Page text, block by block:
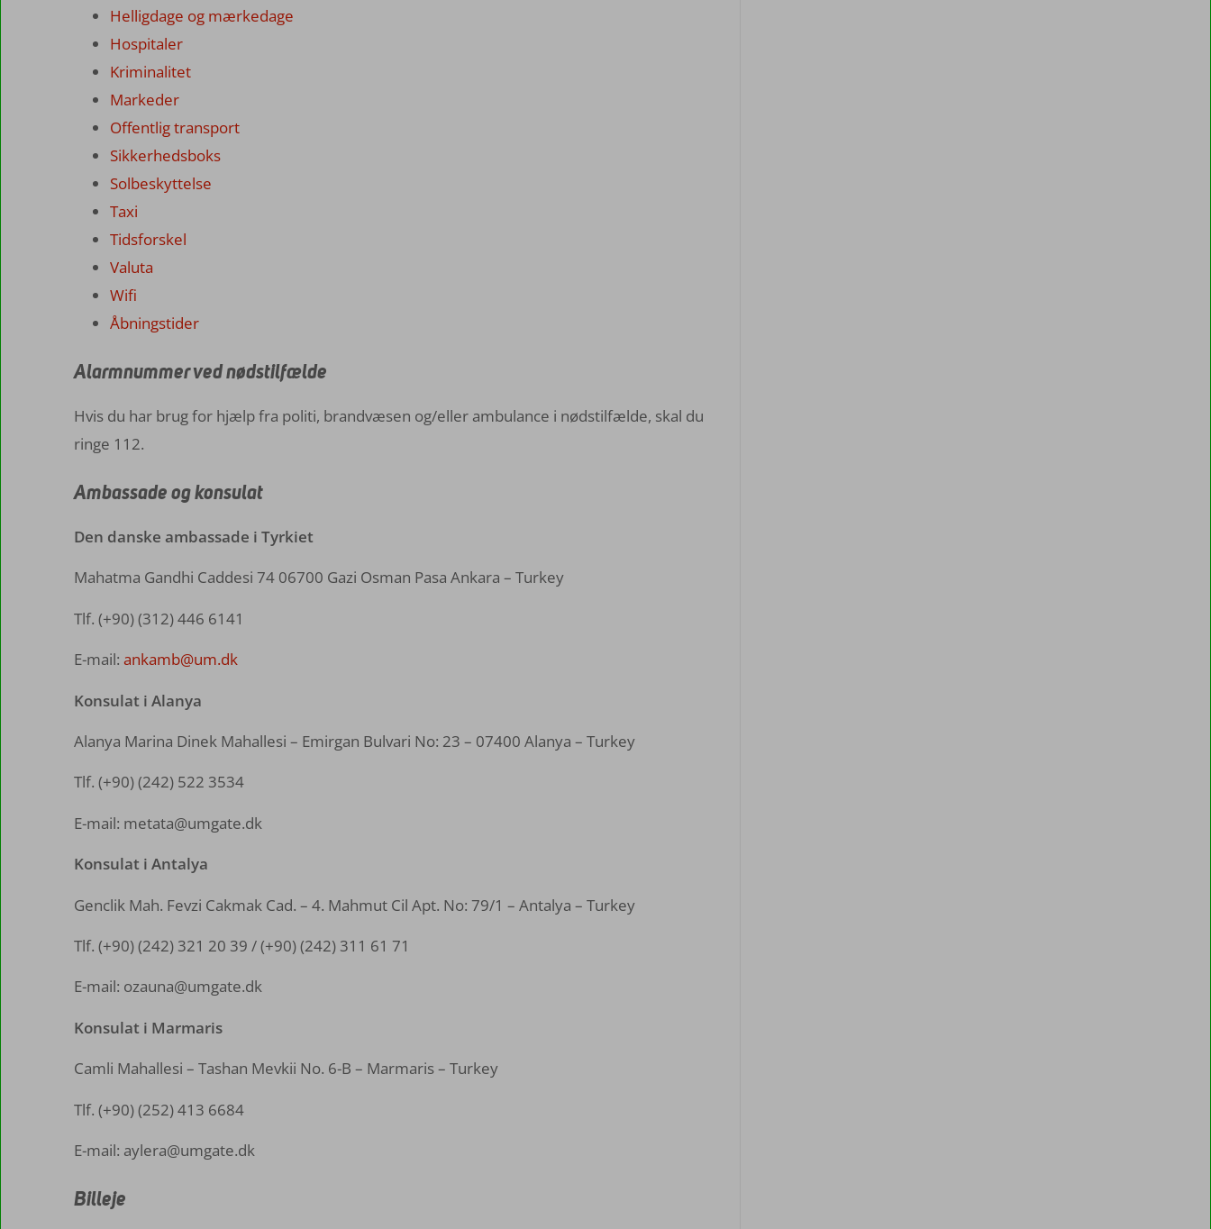
Helligdage og mærkedage
Hospitaler
Kriminalitet
Markeder
Offentlig transport
Sikkerhedsboks
Solbeskyttelse
Taxi
Tidsforskel
Valuta
Wifi
Åbningstider
Alarmnummer ved nødstilfælde
Hvis du har brug for hjælp fra politi, brandvæsen og/eller ambulance i nødstilfælde, skal du
ringe 112.
Ambassade og konsulat
Den danske ambassade i Tyrkiet
Mahatma Gandhi Caddesi 74 06700 Gazi Osman Pasa Ankara – Turkey
Tlf. (+90) (312) 446 6141
E-mail: ankamb@um.dk
Konsulat i Alanya
Alanya Marina Dinek Mahallesi – Emirgan Bulvari No: 23 – 07400 Alanya – Turkey
Tlf. (+90) (242) 522 3534
E-mail: metata@umgate.dk
Konsulat i Antalya
Genclik Mah. Fevzi Cakmak Cad. – 4. Mahmut Cil Apt. No: 79/1 – Antalya – Turkey
Tlf. (+90) (242) 321 20 39 / (+90) (242) 311 61 71
E-mail: ozauna@umgate.dk
Konsulat i Marmaris
Camli Mahallesi – Tashan Mevkii No. 6-B – Marmaris – Turkey
Tlf. (+90) (252) 413 6684
E-mail: aylera@umgate.dk
Billeje